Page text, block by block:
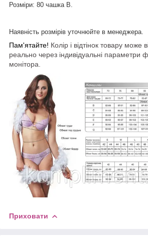
Розміри: 80 чашка B.
Наявність розмірів уточнюйте в менеджера.
Пам'ятайте! Колір і відтінок товару може
реально через індивідуальні параметри
монітора.
Приховати